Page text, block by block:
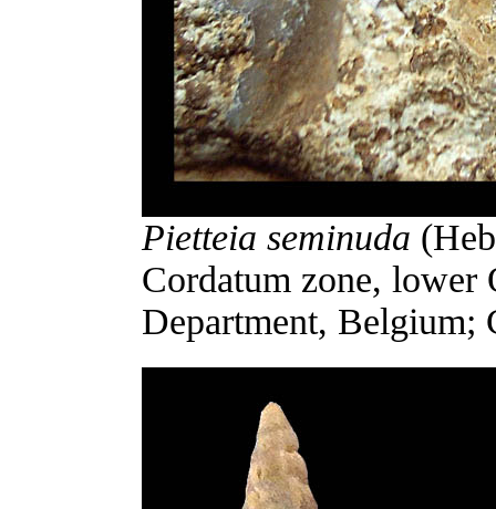
Pietteia seminuda
Cordatum zone, lower
Department, Belgium;